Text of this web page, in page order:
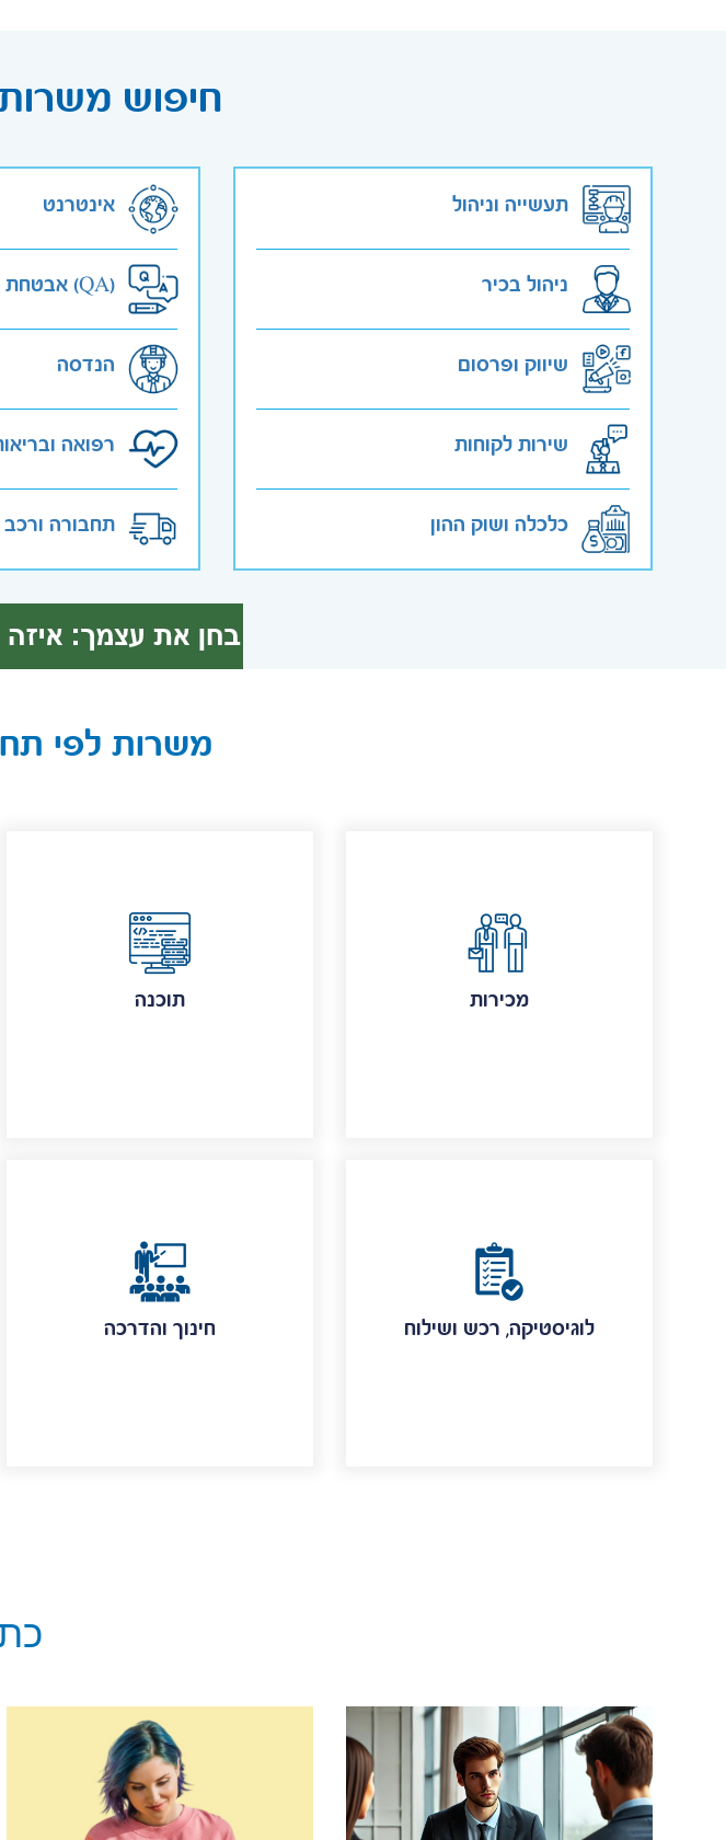
חיפוש
תעשייה וניהול
ניהול בכיר
שיווק ופרסום
שירות לקוחות
כלכלה ושוק ההון
אינטרנט
אבטחת איכות (QA)
הנדסה
רפואה
תחבורה ורכב
משרות לפי
תוכנה מכירות
חינוך והדרכה לוגיסטיקה, רכש ושילוח